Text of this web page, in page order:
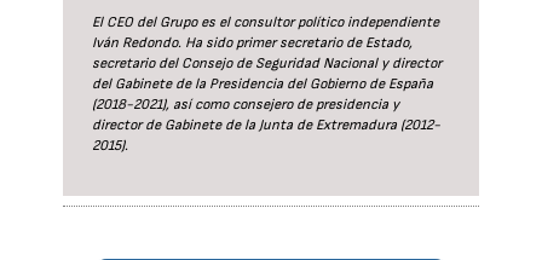
El CEO del Grupo es el consultor político independiente
Iván Redondo. Ha sido primer secretario de Estado,
secretario del Consejo de Seguridad Nacional y director
del Gabinete de la Presidencia del Gobierno de España
(2018-2021), así como consejero de presidencia y
director de Gabinete de la Junta de Extremadura (2012-
2015).